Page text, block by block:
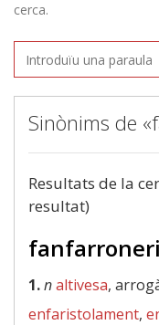
cerca.
Sinònims de
Resultats de la
resultat)
1.naltivesa,
enfaristolament,